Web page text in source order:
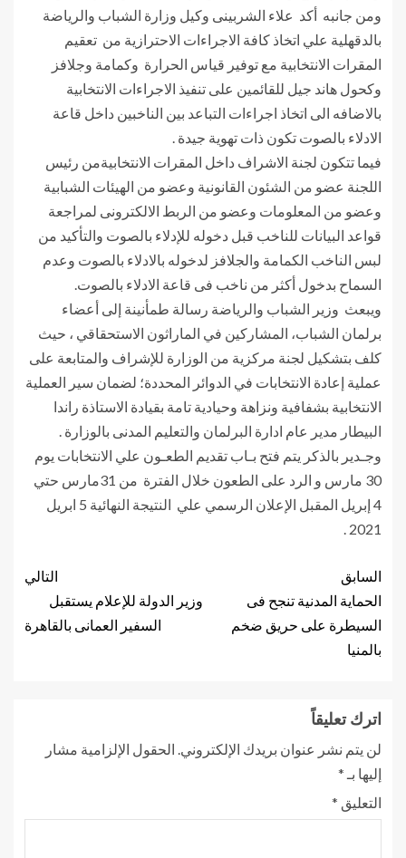
ومن جانبه أكد علاء الشربينى وكيل وزارة الشباب والرياضة
بالدقهلية علي اتخاذ كافة الاجراءات الاحترازية من تعقيم
المقرات الانتخابية مع توفير قياس الحرارة وكمامة وجلافز
وكحول هاند جيل للقائمين على تنفيذ الاجراءات الانتخابية
بالاضافه الى اتخاذ اجراءات التباعد بين الناخبين داخل قاعة
الادلاء بالصوت تكون ذات تهوية جيدة .
فيما تتكون لجنة الاشراف داخل المقرات الانتخابيةمن رئيس
اللجنة عضو من الشئون القانونية وعضو من الهيئات الشبابية
وعضو من المعلومات وعضو من الربط الالكترونى لمراجعة
قواعد البيانات للناخب قبل دخوله للإدلاء بالصوت والتأكيد من
لبس الناخب الكمامة والجلافز لدخوله بالادلاء بالصوت وعدم
السماح بدخول أكثر من ناخب فى قاعة الادلاء بالصوت.
ويبعث وزير الشباب والرياضة رسالة طمأنينة إلى أعضاء
برلمان الشباب، المشاركين في الماراثون الاستحقاقي ، حيث
كلف بتشكيل لجنة مركزية من الوزارة للإشراف والمتابعة على
عملية إعادة الانتخابات في الدوائر المحددة؛ لضمان سير العملية
الانتخابية بشفافية ونزاهة وحيادية تامة بقيادة الاستاذة راندا
البيطار مدير عام ادارة البرلمان والتعليم المدنى بالوزارة .
وجـدير بالذكر يتم فتح بـاب تقديم الطعـون علي الانتخابات يوم
30 مارس و الرد على الطعون خلال الفترة من 31مارس حتي
4 إبريل المقبل الإعلان الرسمي علي النتيجة النهائية 5 ابريل
2021 .
السابق
الحماية المدنية تنجح فى
السيطرة على حريق ضخم
بالمنيا
التالي
وزير الدولة للإعلام يستقبل
السفير العمانى بالقاهرة
اترك تعليقاً
لن يتم نشر عنوان بريدك الإلكتروني. الحقول الإلزامية مشار
إليها بـ *
التعليق *